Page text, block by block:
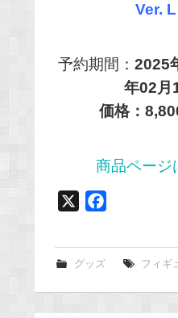
Ver. L
予約期間：2025
年02月
価格：
商品ページ
グッズ フィギ